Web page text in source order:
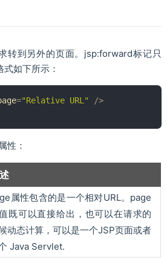
转到另外的页面。jsp:forward标记只
如下所示：
="Relative URL" />
性：
属性包含的是一个相对URL。page
既可以直接给出，也可以在请求的
动态计算，可以是一个JSP页面或者
Java Servlet.